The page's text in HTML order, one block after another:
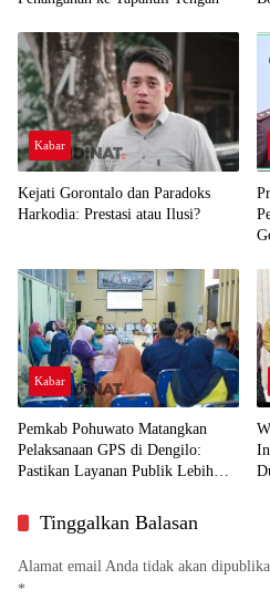
Kabar
Kejati Gorontalo dan Paradoks
Harkodia: Prestasi atau Ilusi?
Kabar
Pemkab Pohuwato Matangkan
Pelaksanaan GPS di Dengilo:
Pastikan Layanan Publik Lebih
Tinggalkan Balasan
Alamat email Anda tidak akan
*